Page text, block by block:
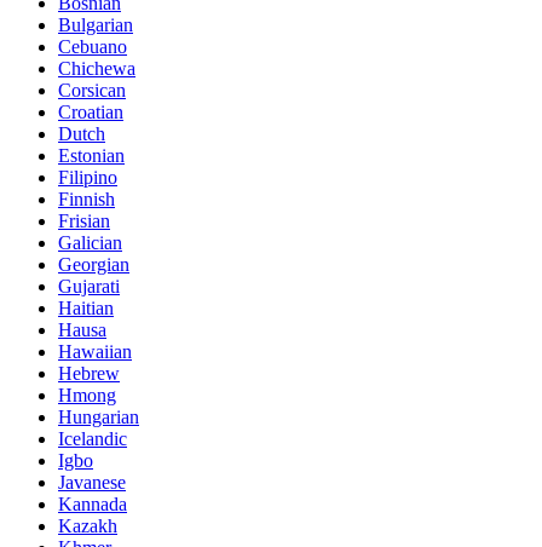
Bulgarian
Cebuano
Chichewa
Corsican
Croatian
Dutch
Estonian
Filipino
Finnish
Frisian
Galician
Georgian
Gujarati
Haitian
Hausa
Hawaiian
Hebrew
Hmong
Hungarian
Icelandic
Igbo
Javanese
Kannada
Kazakh